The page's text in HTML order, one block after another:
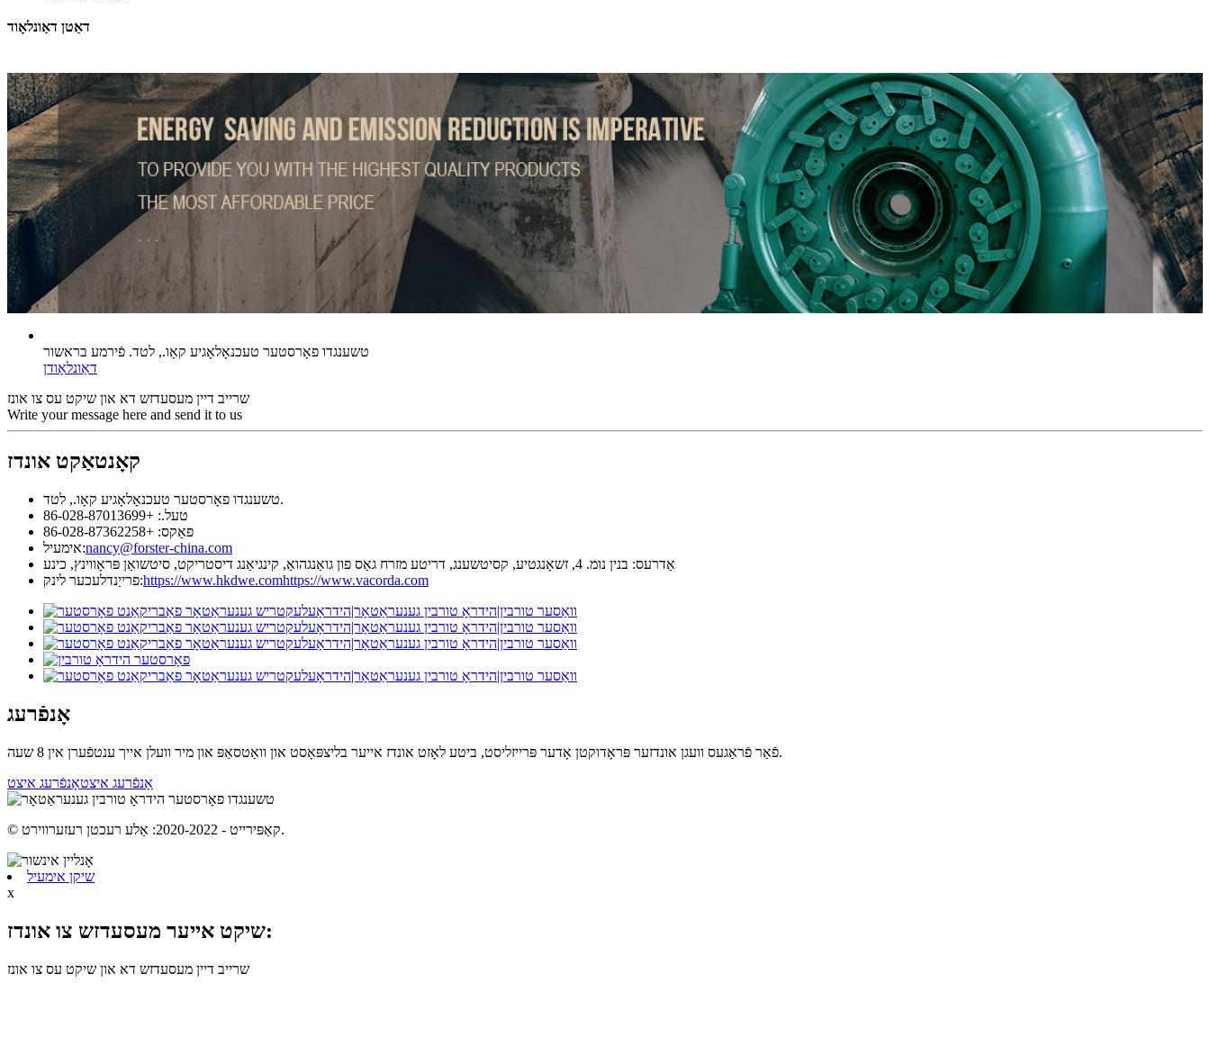
דאַטן דאַונלאָוד
טשענגדו פאָרסטער טעכנאָלאָגיע קאָו., לטד. פֿירמע בראשור
דאַונלאָודן
שרייב דיין מעסעדזש דא און שיקט עס צו אונז
Write your message here and send it to us
קאָנטאַקט אונדז
טשענגדו פאָרסטער טעכנאָלאָגיע קאָו., לטד.
טעל.: +86-028-87013699
פאַקס: +86-028-87362258
אימעיל:nancy@forster-china.com
אַדרעס: בנין נומ. 4, זשאָנגטיע, קסיטשענג, דריטע מזרח גאַס פון גואַנגהואַ, קינגיאַנג דיסטריקט, סיטשואַן פּראָווינץ, כינע
פרייַנדלעכער לינק:https://www.hkdwe.comhttps://www.vacorda.com
אָנפֿרעג
פֿאַר פֿראַגעס וועגן אונדזער פּראָדוקטן אָדער פּרייזליסט, ביטע לאָזט אונדז אייער בליצפּאָסט און וואַטסאַפּ און מיר וועלן אייך ענטפֿערן אין 8 שעה.
אָנפֿרעג איצטאָנפֿרעג איצט
© קאַפּירייט - 2020-2022: אַלע רעכטן רעזערווירט.
שיקן אימעיל
x
שיקט אייער מעסעדזש צו אונדז:
שרייב דיין מעסעדזש דא און שיקט עס צו אונז